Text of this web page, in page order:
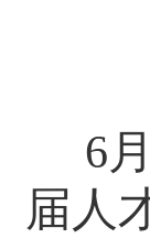
6
届人